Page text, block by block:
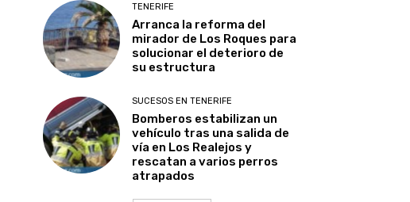
TENERIFE
Arranca la reforma del
mirador de Los Roques para
solucionar el deterioro de
su estructura
SUCESOS EN TENERIFE
Bomberos estabilizan un
vehículo tras una salida de
vía en Los Realejos y
rescatan a varios perros
atrapados